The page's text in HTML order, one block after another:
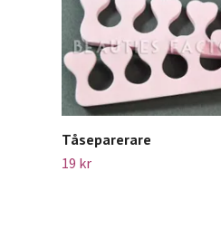
Tåseparerare
19 kr